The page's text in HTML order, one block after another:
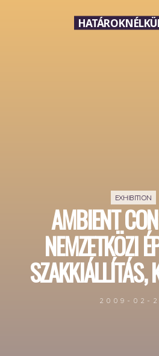
EXHIBITION
AMBIENT
NEMZETKÖZI
SZAKKIÁLLÍTÁS,
2009-02-